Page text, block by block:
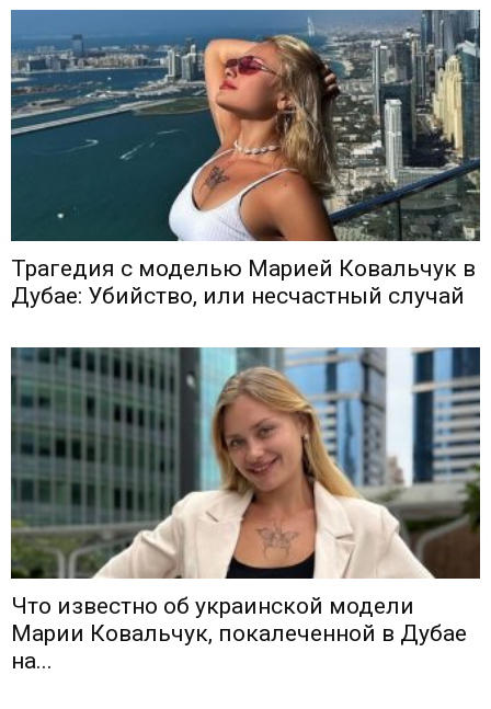
Трагедия с моделью Марией Ковальчук в
Дубае: Убийство, или несчастный случай
Что известно об украинской модели
Марии Ковальчук, покалеченной в Дубае
на...